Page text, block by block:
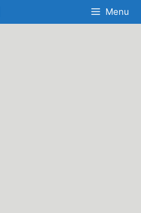
Menu